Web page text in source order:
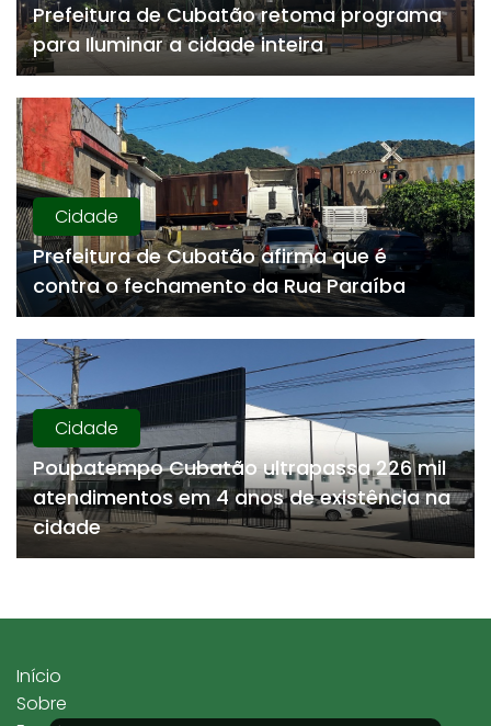
Prefeitura de Cubatão retoma programa
para Iluminar a cidade inteira
Cidade
Prefeitura de Cubatão afirma que é
contra o fechamento da Rua Paraíba
Cidade
Poupatempo Cubatão ultrapassa 226 mil
atendimentos em 4 anos de existência na
cidade
Início
Sobre